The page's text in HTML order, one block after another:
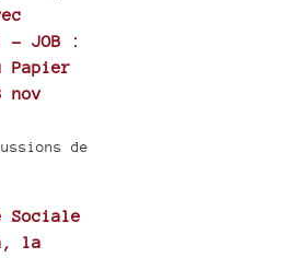
- JOB :
Papier
nov
de
Sociale
la